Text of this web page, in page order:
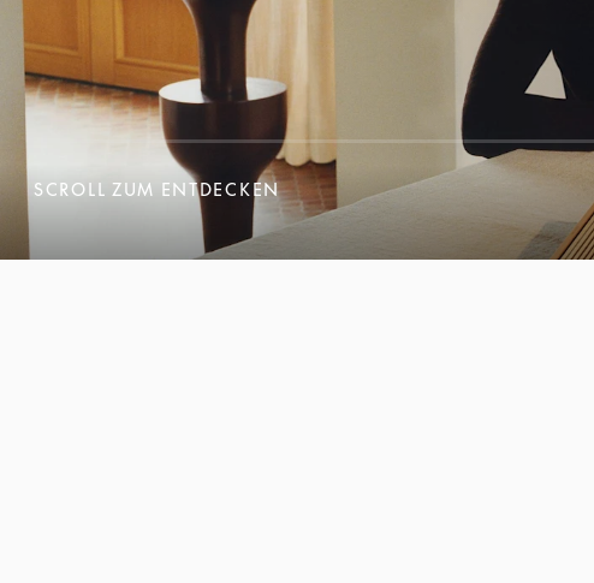
SCROLL ZUM ENTDECKEN
SCROLL ZUM ENTDECKEN